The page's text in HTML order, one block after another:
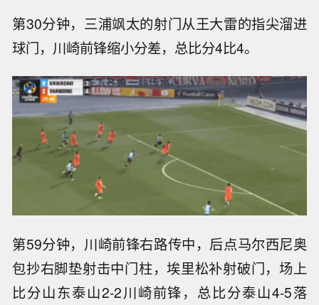
第30分钟，三浦飒太的射门从王大雷的指尖溜进
球门，川崎前锋缩小分差，总比分4比4。
第59分钟，川崎前锋右路传中，后点马尔西尼奥
包抄右脚垫射击中门柱，埃里松补射破门，场上
比分山东泰山2-2川崎前锋，总比分泰山4-5落